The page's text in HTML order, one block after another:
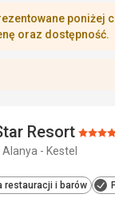
poniżej
oraz dostępność.
Resort Ocena:
- Kestel
restauracji i barów